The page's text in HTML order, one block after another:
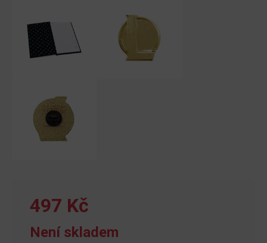
497 Kč
Není skladem